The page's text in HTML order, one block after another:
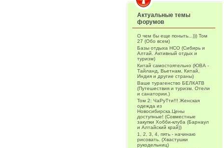
Актуальные темы
форумов
О чем бы еще поныть...))) Том
27 (Обо всем)
Базы отдыха НСО (Сибирь и
Алтай. Активный отдых и
туризм)
Китай самостоятельно (ЮВА -
Тайланд, Вьетнам, Китай,
Индия и другие страны)
Ваше турагенство БЕЛКАТВ
(Путешествия и туризм. Отели
и санатории.)
Том 2: ЧаРуТти!!! Женская
одежда из
Новосибирска.Цены
доступные! (Совместные
закупки Хобби-клуба (Барнаул
и Алтайский край))
1, 2, 3, 4, пять - начинаю
рисовать. (Хвастушки
рукодельниц)